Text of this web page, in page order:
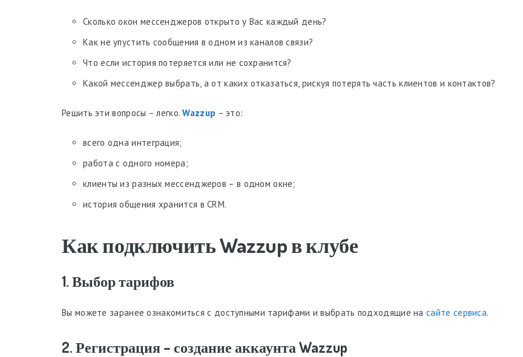
Сколько окон мессенджеров открыто у Вас каждый день?
Как не упустить сообщения в одном из каналов связи?
Что если история потеряется или не сохранится?
Какой мессенджер выбрать, а от каких отказаться, рискуя потерять часть клиентов и контактов?
Решить эти вопросы – легко.Wazzup – это:
всего одна интеграция;
работа с одного номера;
клиенты из разных мессенджеров – в одном окне;
история общения хранится в CRM.
Как подключить Wazzup в клубе
1. Выбор тарифов
Вы можете заранее ознакомиться с доступными тарифами и выбрать подходящие насайте сервиса.
2. Регистрация – создание аккаунта Wazzup